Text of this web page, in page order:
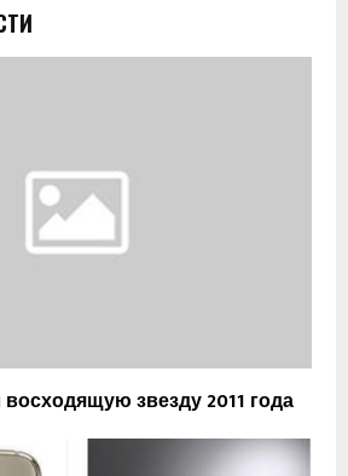
звезду 2011 года